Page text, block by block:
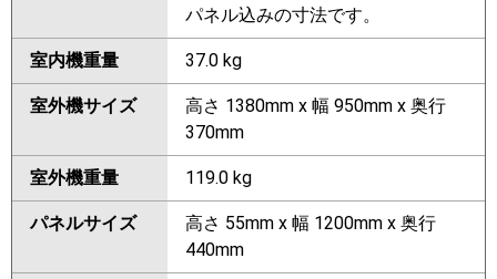
パネル込みの寸法です。
室内機重量 37.0 kg
室外機サイズ
高さ 1380mm x 幅 950mm x 奥行
370mm
室外機重量 119.0 kg
パネルサイズ
高さ 55mm x 幅 1200mm x 奥行
440mm